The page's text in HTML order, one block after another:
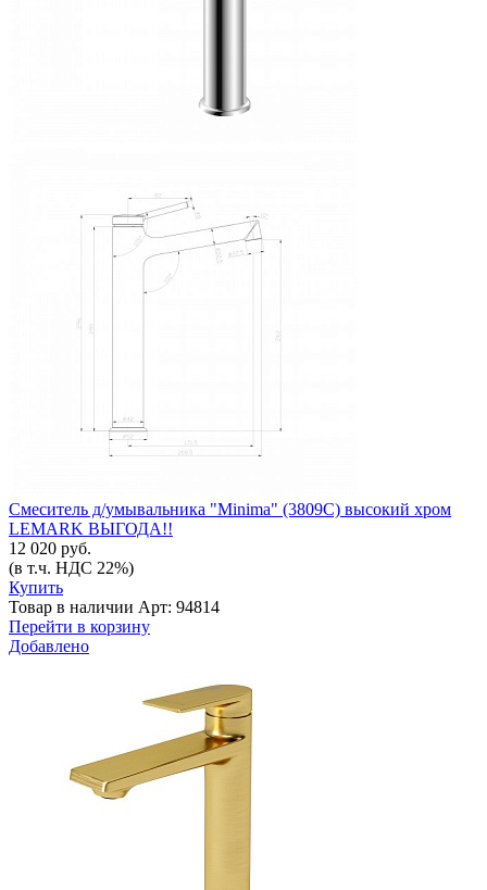
Смеситель д/умывальника "Minima" (3809C) высокий хром
LEMARK ВЫГОДА!!
12 020 руб.
(в т.ч. НДС 22%)
Купить
Товар в наличии Арт: 94814
Перейти в корзину
Добавлено